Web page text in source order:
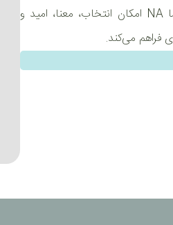
تجربه نشان می‌دهد که اعتیاد بیماری‌ای وخیم و مرگ‌آور است، اما NA امکان انتخاب، معنا، امید و